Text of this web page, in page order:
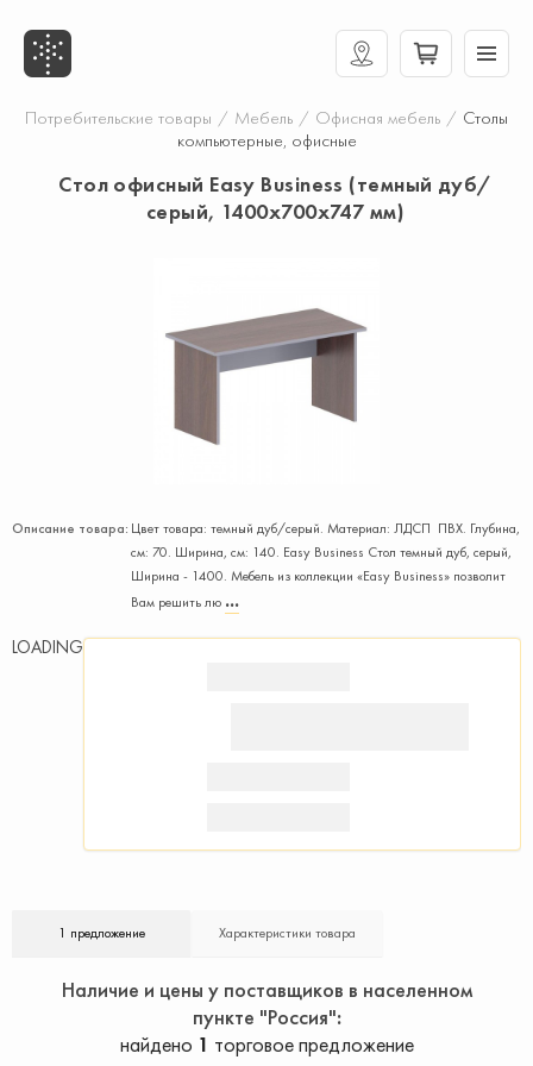
Потребительские товары / Мебель / Офисная мебель / Столы
компьютерные, офисные
Стол офисный Easy Business (темный дуб/
серый, 1400х700х747 мм)
Описание товара: Цвет товара: темный дуб/серый. Материал: ЛДCП ПВХ. Глубина,
см: 70. Ширина, см: 140. Easy Business Стол темный дуб, серый,
Ширина - 1400. Мебель из коллекции «Easy Вusiness» позволит
Вам решить лю
LOADING
1 предложение Характеристики товара
Наличие и цены у поставщиков в населенном
пункте "Россия"
найдено 1 торговое предложение